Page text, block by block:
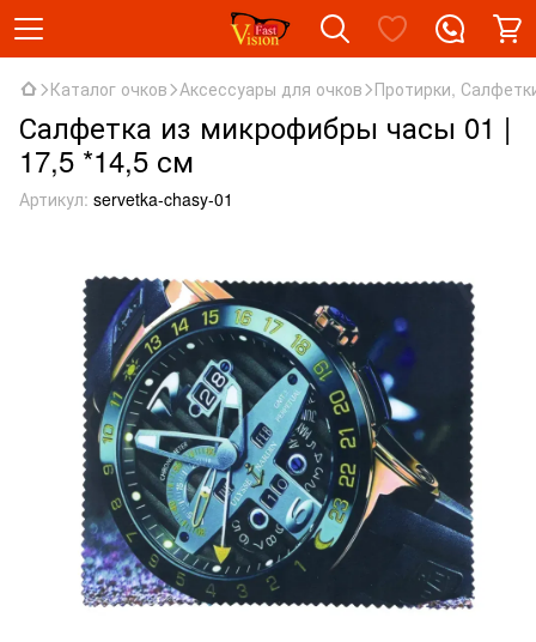
Каталог очков Аксессуары для очков Протирки,
Салфетка из микрофибры часы 01 |
17,5 *14,5 см
Артикул: servetka-chasy-01